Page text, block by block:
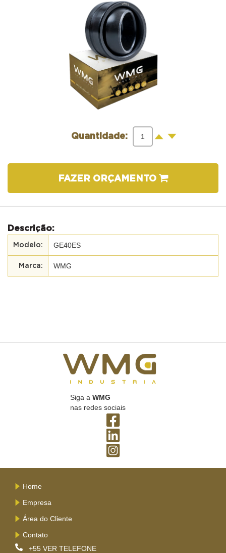
Quantidade: + -
FAZER ORÇAMENTO
Descrição:
GE40ES
WMG
Siga a WMG
nas redes sociais
Home
Empresa
Área do Cliente
Contato
+55 VER TELEFONE